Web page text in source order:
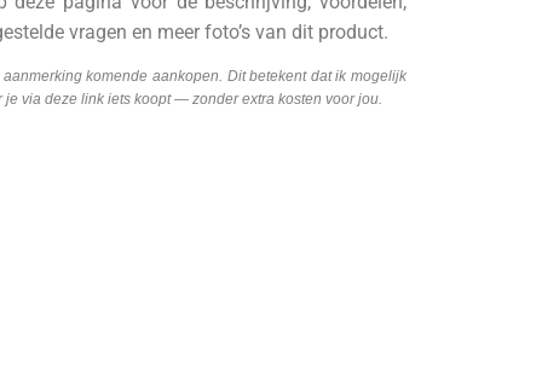
vragen en meer foto’s van dit product.
komende aankopen. Dit betekent dat ik mogelijk
via deze link iets koopt — zonder extra kosten voor jou.